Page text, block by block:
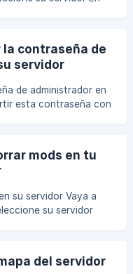
Vaya a la pestaña
Encuentre su Query
27019 ![]
contraseña de
servidor
de administrador en
esta contraseña con
Tendrá que
efecto. Una vez que
escribir
mods en tu
su servidor Vaya a
su servidor
tu servidor vuelva a
En este caso,
del servidor